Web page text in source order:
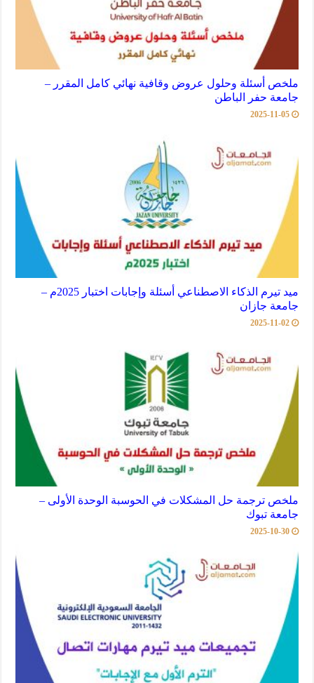
ملخص أسئلة وحلول عروض وقافية نهائي كامل المقرر –
جامعة حفر الباطن
2025-11-05
ميد تيرم الذكاء الاصطناعي أسئلة وإجابات اختبار 2025م –
جامعة جازان
2025-11-02
ملخص ترجمة حل المشكلات في الحوسبة الوحدة الأولى –
جامعة تبوك
2025-10-30